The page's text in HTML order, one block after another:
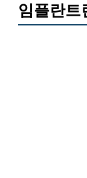
임플란트